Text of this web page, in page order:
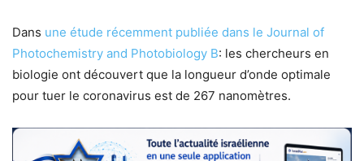
Dans une étude récemment publiée dans le Journal of
Photochemistry and Photobiology B: les chercheurs en
biologie ont découvert que la longueur d’onde optimale
pour tuer le coronavirus est de 267 nanomètres.